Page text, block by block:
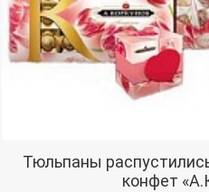
Тюльпаны
конфет